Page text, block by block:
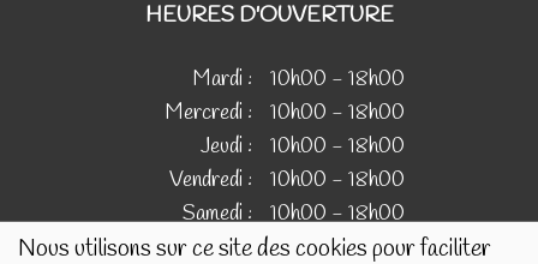
Nous utilisons sur ce site des cookies pour faciliter
HEURES D'OUVERTURE
Mardi :
10h00 - 18h00
Mercredi :
10h00 - 18h00
Jeudi :
10h00 - 18h00
Vendredi :
10h00 - 18h00
Samedi : 10h00 - 18h00